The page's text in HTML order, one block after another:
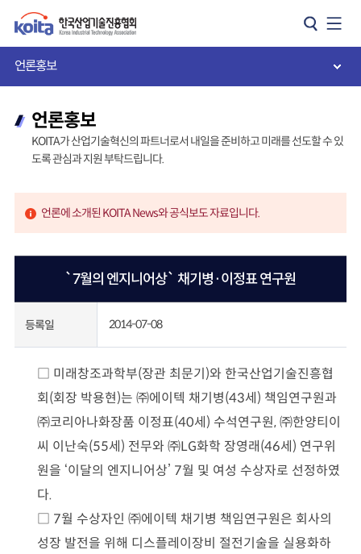
언론홍보
언론홍보
KOITA가 산업기술혁신의 파트너로서 내일을 준비하고 미래를 선도할 수 있
도록 관심과 지원 부탁드립니다.
언론에 소개된 KOITA News와 공식보도 자료입니다.
`7월의 엔지니어상` 채기병·이정표 연구원
등록일 2014-07-08
□ 미래창조과학부(장관 최문기)와 한국산업기술진흥협
회(회장 박용현)는 ㈜에이텍 채기병(43세) 책임연구원과
㈜코리아나화장품 이정표(40세) 수석연구원,㈜한양티이
씨 이난숙(55세) 전무와㈜LG화학 장영래(46세) 연구위
원을 ‘이달의 엔지니어상’ 7월 및 여성 수상자로 선정하였
다.
□ 7월 수상자인㈜에이텍 채기병 책임연구원은 회사의
성장 발전을 위해 디스플레이장비 절전기술을 실용화하